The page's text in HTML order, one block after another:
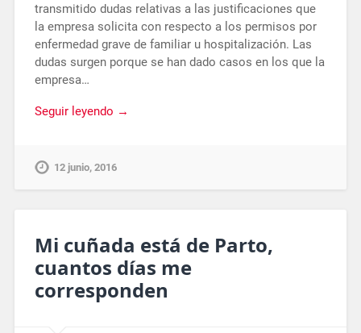
transmitido dudas relativas a las justificaciones que
la empresa solicita con respecto a los permisos por
enfermedad grave de familiar u hospitalización. Las
dudas surgen porque se han dado casos en los que la
empresa…
Seguir leyendo →
12 junio, 2016
Mi cuñada está de Parto,
cuantos días me
corresponden